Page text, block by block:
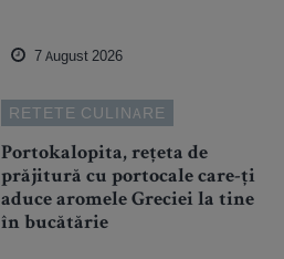
7 August 2026
RETETE CULINARE
Portokalopita, rețeta de
prăjitură cu portocale care-ți
aduce aromele Greciei la tine
în bucătărie